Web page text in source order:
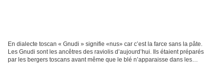
En dialecte toscan « Gnudi » signifie «nus» car c’est la farce sans la pâte.
Les Gnudi sont les ancêtres des raviolis d’aujourd’hui. Ils étaient préparés
par les bergers toscans avant même que le blé n’apparaisse dans les